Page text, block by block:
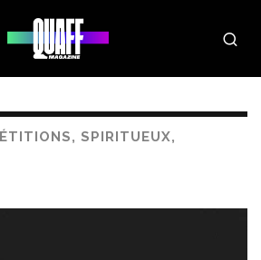
SPIRITUEUX,